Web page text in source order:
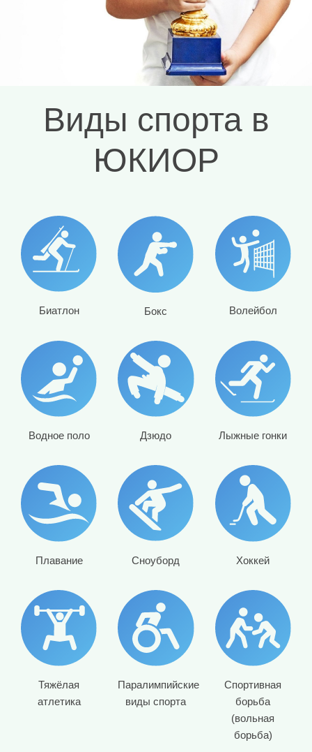
Узнать больше
Виды спорта в
ЮКИОР
Биатлон Бокс Волейбол
Водное поло Дзюдо Лыжные гонки
Плавание Сноуборд Хоккей
Тяжёлая
атлетика
Паралимпийские
виды спорта
Спортивная
борьба
(вольная
борьба)